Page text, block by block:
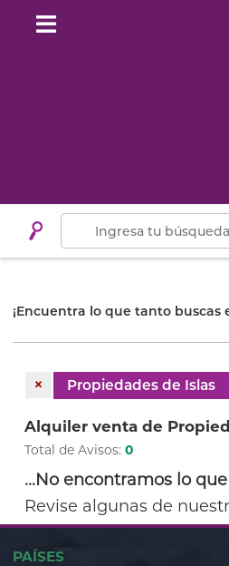
¡Encuentra lo que tanto buscas
× Propiedades de Islas
Alquiler venta de
Total de Avisos: 0
...No encontramos lo
Revise algunas de
PAÍSES